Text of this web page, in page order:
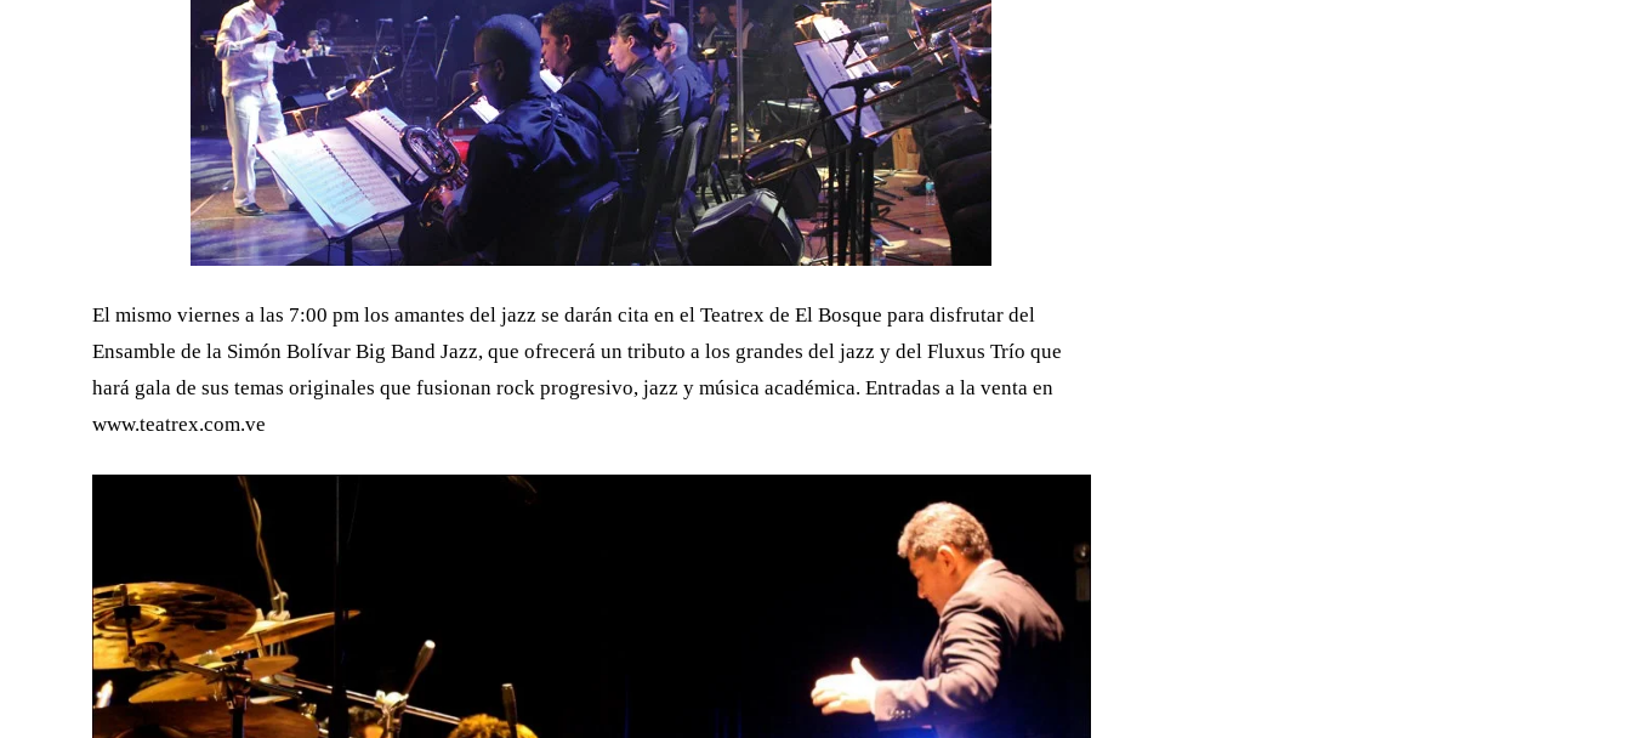
El mismo viernes a las 7:00 pm los amantes del jazz se darán cita en el Teatrex de El Bosque para disfrutar del
Ensamble de la Simón Bolívar Big Band Jazz, que ofrecerá un tributo a los grandes del jazz y del Fluxus Trío que
hará gala de sus temas originales que fusionan rock progresivo, jazz y música académica. Entradas a la venta en
www.teatrex.com.ve